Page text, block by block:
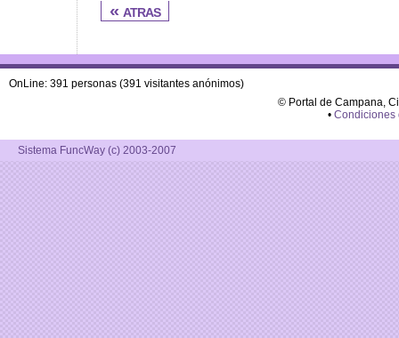
« atras
OnLine: 391 personas (391 visitantes anónimos)
© Portal de Campana,
• Condiciones
Sistema FuncWay (c) 2003-2007